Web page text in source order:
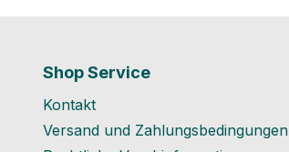
Shop Service
Kontakt
Versand und Zahlungsbedingungen